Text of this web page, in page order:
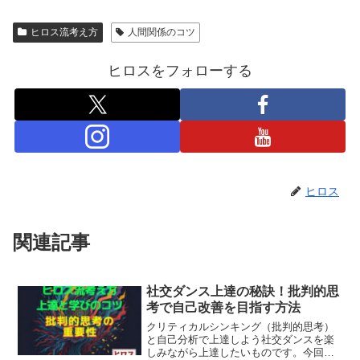
ヒロス流考え方 人間関係のコツ
ヒロスをフォローする
ヒロス
関連記事
社交ダンス上達の秘訣！批判的思
考で自己改善を目指す方法
クリティカルシンキング（批判的思考）
と自己分析で上達しよう社交ダンスを楽
しみながら上達したいものです。今回の